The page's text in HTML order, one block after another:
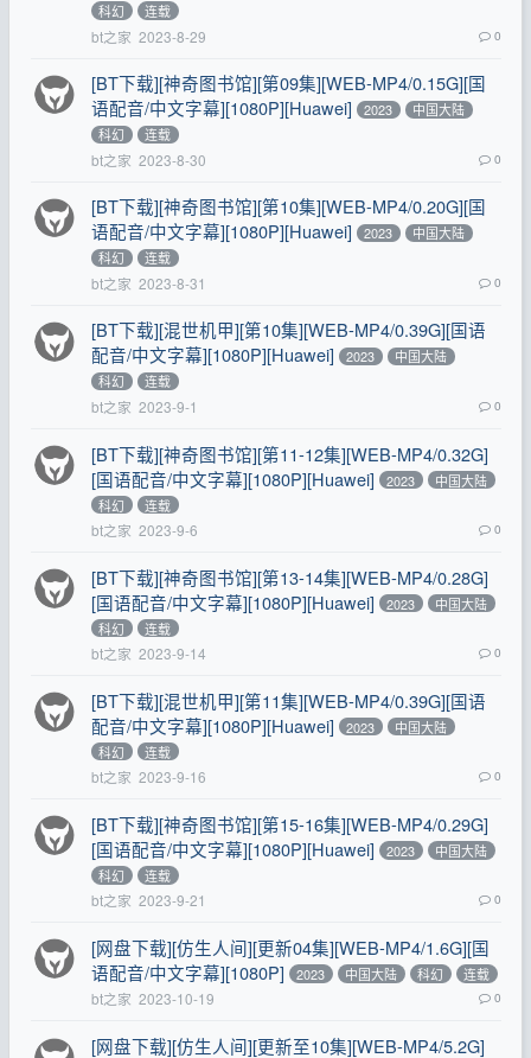
科幻
连载
bt之家 2023-8-29 0
[BT下载][神奇图书馆][第09集][WEB-MP4/0.15G][国
语配音/中文字幕][1080P][Huawei]
2023
中国大陆
科幻
连载
bt之家 2023-8-30 0
[BT下载][神奇图书馆][第10集][WEB-MP4/0.20G][国
语配音/中文字幕][1080P][Huawei]
2023
中国大陆
科幻
连载
bt之家 2023-8-31 0
[BT下载][混世机甲][第10集][WEB-MP4/0.39G][国语
配音/中文字幕][1080P][Huawei]
2023
中国大陆
科幻
连载
bt之家 2023-9-1 0
[BT下载][神奇图书馆][第11-12集][WEB-MP4/0.32G]
[国语配音/中文字幕][1080P][Huawei]
2023
中国大陆
科幻
连载
bt之家 2023-9-6 0
[BT下载][神奇图书馆][第13-14集][WEB-MP4/0.28G]
[国语配音/中文字幕][1080P][Huawei]
2023
中国大陆
科幻
连载
bt之家 2023-9-14 0
[BT下载][混世机甲][第11集][WEB-MP4/0.39G][国语
配音/中文字幕][1080P][Huawei]
2023
中国大陆
科幻
连载
bt之家 2023-9-16 0
[BT下载][神奇图书馆][第15-16集][WEB-MP4/0.29G]
[国语配音/中文字幕][1080P][Huawei]
2023
中国大陆
科幻
连载
bt之家 2023-9-21 0
[网盘下载][仿生人间][更新04集][WEB-MP4/1.6G][国
语配音/中文字幕][1080P]
2023 中国大陆 科幻 连载
bt之家 2023-10-19 0
[网盘下载][仿生人间][更新至10集][WEB-MP4/5.2G]